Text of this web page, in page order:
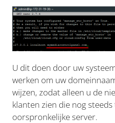
U dit doen door uw
werken om uw
wijzen, zodat alleen u de
klanten zien die nog
oorspronkelijke server.